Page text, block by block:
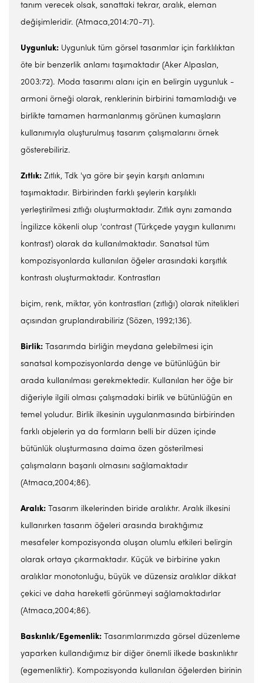
tanım verecek olsak, sanattaki tekrar, aralık, eleman
değişimleridir. (Atmaca,2014:70-71).
Uygunluk: Uygunluk tüm görsel tasarımlar için farklılıktan
öte bir benzerlik anlamı taşımaktadır (Aker Alpaslan,
2003:72). Moda tasarımı alanı için en belirgin uygunluk -
armoni örneği olarak, renklerinin birbirini tamamladığı ve
birlikte tamamen harmanlanmış görünen kumaşların
kullanımıyla oluşturulmuş tasarım çalışmalarını örnek
gösterebiliriz.
Zıtlık: Zıtlık, Tdk 'ya göre bir şeyin karşıtı anlamını
taşımaktadır. Birbirinden farklı şeylerin karşılıklı
yerleştirilmesi zıtlığı oluşturmaktadır. Zıtlık aynı zamanda
İngilizce kökenli olup 'contrast (Türkçede yaygın kullanımı
kontrast) olarak da kullanılmaktadır. Sanatsal tüm
kompozisyonlarda kullanılan öğeler arasındaki karşıtlık
kontrastı oluşturmaktadır. Kontrastları
biçim, renk, miktar, yön kontrastları (zıtlığı) olarak nitelikleri
açısından gruplandırabiliriz (Sözen, 1992;136).
Birlik: Tasarımda birliğin meydana gelebilmesi için
sanatsal kompozisyonlarda denge ve bütünlüğün bir
arada kullanılması gerekmektedir. Kullanılan her öğe bir
diğeriyle ilgili olması çalışmadaki birlik ve bütünlüğün en
temel yoludur. Birlik ilkesinin uygulanmasında birbirinden
farklı objelerin ya da formların belli bir düzen içinde
bütünlük oluşturmasına daima özen gösterilmesi
çalışmaların başarılı olmasını sağlamaktadır
(Atmaca,2004;86).
Aralık: Tasarım ilkelerinden biride aralıktır. Aralık ilkesini
kullanırken tasarım öğeleri arasında bıraktığımız
mesafeler kompozisyonda oluşan olumlu etkileri belirgin
olarak ortaya çıkarmaktadır. Küçük ve birbirine yakın
aralıklar monotonluğu, büyük ve düzensiz aralıklar dikkat
çekici ve daha hareketli görünmeyi sağlamaktadırlar
(Atmaca,2004;86).
Baskınlık/Egemenlik: Tasarımlarımızda görsel düzenleme
yaparken kullandığımız bir diğer önemli ilkede baskınlıktır
(egemenliktir). Kompozisyonda kullanılan öğelerden birinin